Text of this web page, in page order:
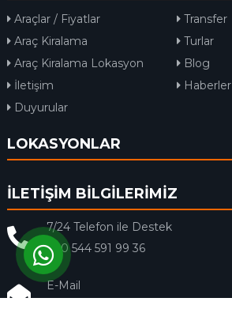
Araçlar / Fiyatlar
Transfer
Araç Kiralama
Turlar
Araç Kiralama Lokasyon
Blog
İletişim
Haberler
Duyurular
LOKASYONLAR
İLETİŞİM BİLGİLERİMİZ
7/24 Telefon ile Destek
+90 544 591 99 36
E-Mail